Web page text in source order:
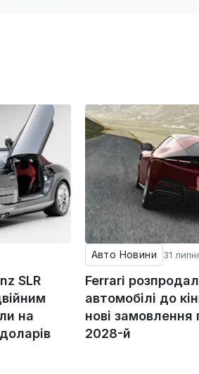
SLR
на
Авто Новини 31
Ferrari
автомобілі до
нові
2028-й